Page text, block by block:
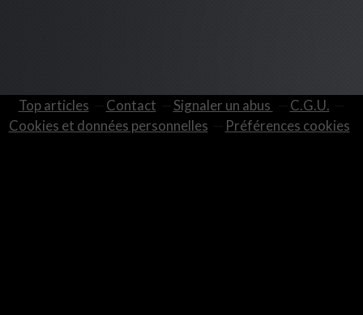
Top articles Contact Signaler un abus
C.G.U.
Cookies et données personnelles
Préférences cookies